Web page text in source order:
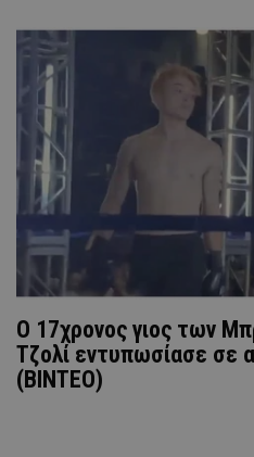
Ο 17χρονος γιος των
Τζολί εντυπωσίασε σε
(ΒΙΝΤΕΟ)